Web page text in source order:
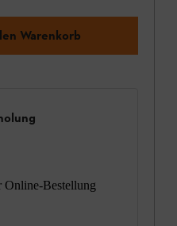
Warenkorb
Online-Bestellung